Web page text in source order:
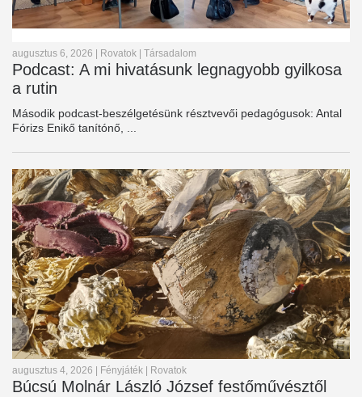
augusztus 6, 2026 Rovatok Társadalom
Podcast: A mi hivatásunk legnagyobb gyilkosa
a rutin
Második podcast-beszélgetésünk résztvevői pedagógusok: Antal
Fórizs Enikő tanítónő, ...
augusztus 4, 2026 Fényjáték Rovatok
Búcsú Molnár László József festőművésztől